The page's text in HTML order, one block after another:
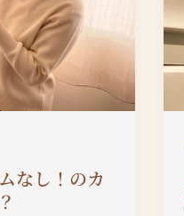
なし！のカ